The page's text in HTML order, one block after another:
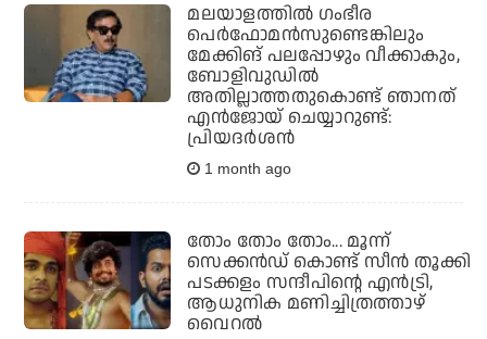
മലയാളത്തില്‍ ഗംഭീര
പെര്‍ഫോമന്‍സുണ്ടെങ്കിലും
മേക്കിങ് പലപ്പോഴും വീക്കാകും,
ബോളിവുഡില്‍
അതില്ലാത്തതുകൊണ്ട് ഞാനത്
എന്‍ജോയ് ചെയ്യാറുണ്ട്:
പ്രിയദര്‍ശന്‍
1 month ago
തോം തോം തോം... മൂന്ന്
സെക്കന്‍ഡ് കൊണ്ട് സീന്‍ തൂക്കി
പടക്കളം സന്ദീപിന്റെ എന്‍ട്രി,
ആധുനിക മണിച്ചിത്രത്താഴ്
വൈറല്‍